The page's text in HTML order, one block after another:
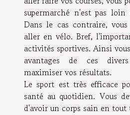
supermarché n'est pas
Dans le cas contraire,
aller en vélo. Bref,
activités sportives. Ainsi
avantages de ces
maximiser vos résultats.
Le sport est très efficace
santé au quotidien. Vous
d'avoir un corps sain en tout